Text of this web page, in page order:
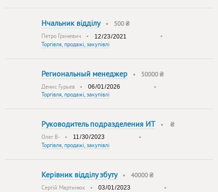
Нчальник відділу• 500 ₴
Петро Гриневич •
•
Торгівля, продажі, закупівлі
Региональный менеджер • 50000 ₴
Денис Гурьев •
•
Торгівля, продажі, закупівлі
Руководитель подразделения ИТ • ₴
Олег В- •
•
Торгівля, продажі, закупівлі
Керівник відділу збуту• 40000 ₴
Сергій Мартинюк •
•